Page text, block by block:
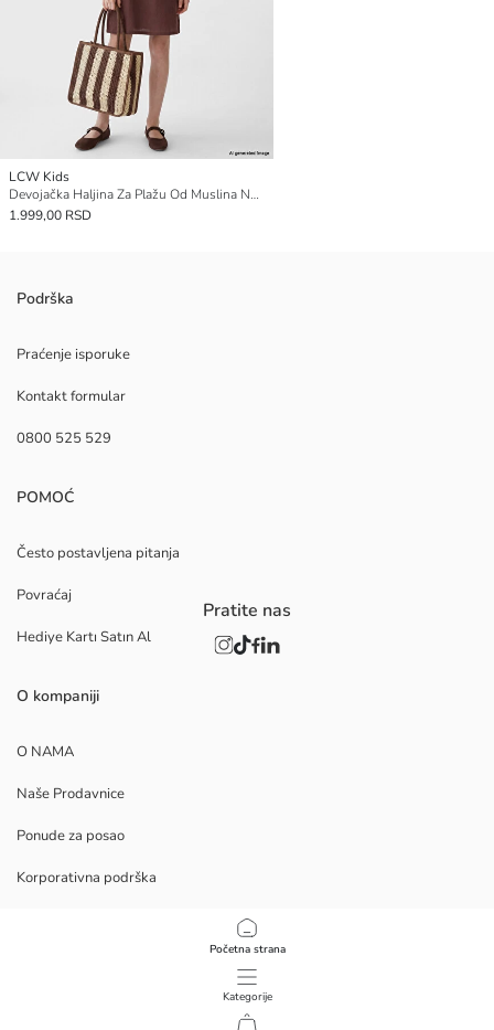
Početna strana
Kategorije
LCW Kids
Devojačka Haljina Za Plažu Od Muslina Na Bretele
1.999,00 RSD
Podrška
Praćenje isporuke
Kontakt formular
0800 525 529
POMOĆ
Često postavljena pitanja
Povraćaj
Hediye Kartı Satın Al
O kompaniji
O NAMA
Naše Prodavnice
Ponude za posao
Korporativna podrška
Politika privatnosti i bezbednosti podataka
Pratite nas